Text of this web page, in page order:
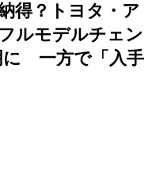
得？トヨタ・ア
ルモデルチェン
に 一方で「入手